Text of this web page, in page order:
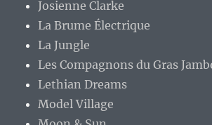
Josienne Clarke
La Brume Électrique
La Jungle
Les Compagnons du Gras
Lethian Dreams
Model Village